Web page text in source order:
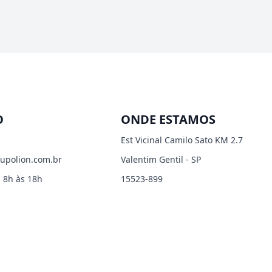
8h às 18h
ONDE ESTAMOS
Est Vicinal Camilo Sato KM 2.7
Valentim Gentil - SP
15523-899